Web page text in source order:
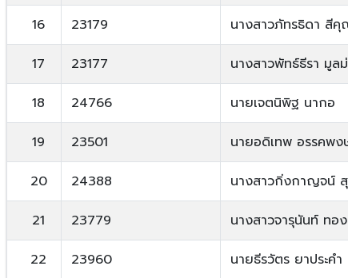
16 23179 นางสาวภัทรธิดา สี
17 23177 นางสาวพัทธ์ธีรา มูล
18 24766 นายเจตนิพิฐ นากอ
19 23501 นายอดิเทพ อรรคพง
20 24388 นางสาวกิ่งกาญจน์
21 23779 นางสาวจารุนันท์ ทอ
22 23960 นายธีรวัตร ยาประคำ